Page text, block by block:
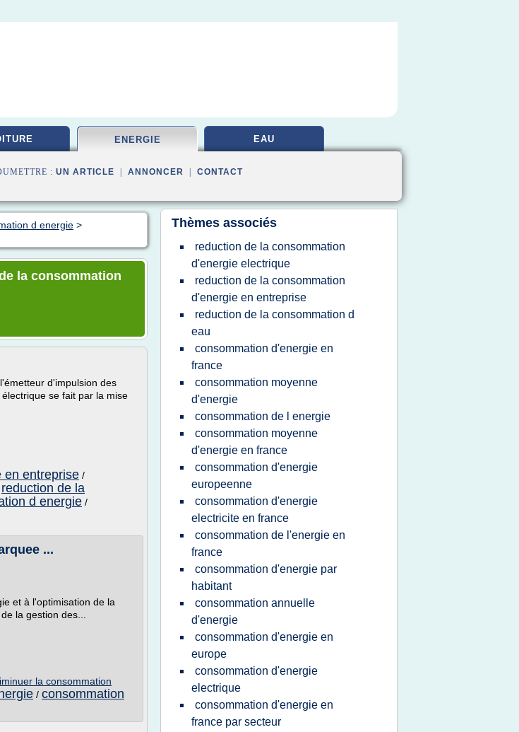
ENERGIE EAU
: UN ARTICLE ANNONCER CONTACT
d energie >
la consommation
d'impulsion des
se fait par la mise
en entreprise /
reduction de la
d energie /
...
et à l'optimisation de la
la gestion des...
la consommation
/ consommation
Thèmes associés
reduction de la consommation
d'energie electrique
reduction de la consommation
d'energie en entreprise
reduction de la consommation d
eau
consommation d'energie en
france
consommation moyenne
d'energie
consommation de l energie
consommation moyenne
d'energie en france
consommation d'energie
europeenne
consommation d'energie
electricite en france
consommation de l'energie en
france
consommation d'energie par
habitant
consommation annuelle
d'energie
consommation d'energie en
europe
consommation d'energie
electrique
consommation d'energie en
france par secteur